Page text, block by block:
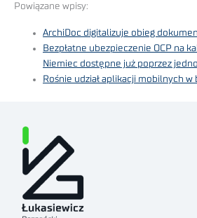
Powiązane wpisy:
ArchiDoc digitalizuje obieg
Bezpłatne ubezpieczenie OCP na
Niemiec dostępne już poprzez
Rośnie udział aplikacji mobilnych